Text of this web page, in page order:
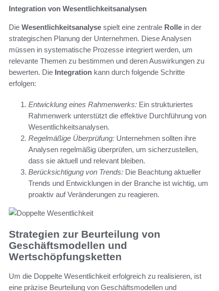
Integration von Wesentlichkeitsanalysen
Die Wesentlichkeitsanalyse spielt eine zentrale Rolle in der
strategischen Planung der Unternehmen. Diese Analysen
müssen in systematische Prozesse integriert werden, um
relevante Themen zu bestimmen und deren Auswirkungen zu
bewerten. Die Integration kann durch folgende Schritte
erfolgen:
Entwicklung eines Rahmenwerks: Ein strukturiertes
Rahmenwerk unterstützt die effektive Durchführung von
Wesentlichkeitsanalysen.
Regelmäßige Überprüfung: Unternehmen sollten ihre
Analysen regelmäßig überprüfen, um sicherzustellen,
dass sie aktuell und relevant bleiben.
Berücksichtigung von Trends: Die Beachtung aktueller
Trends und Entwicklungen in der Branche ist wichtig, um
proaktiv auf Veränderungen zu reagieren.
Strategien zur Beurteilung von
Geschäftsmodellen und
Wertschöpfungsketten
Um die Doppelte Wesentlichkeit erfolgreich zu realisieren, ist
eine präzise Beurteilung von Geschäftsmodellen und